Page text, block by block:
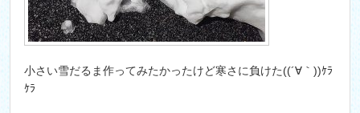
小さい雪だるま作ってみたかったけど寒さに負けた((´∀｀))ｹﾗ
ｹﾗ